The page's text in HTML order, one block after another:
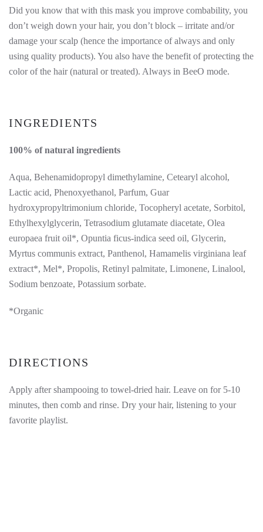
Did you know that with this mask you improve combability, you
don’t weigh down your hair, you don’t block – irritate and/or
damage your scalp (hence the importance of always and only
using quality products). You also have the benefit of protecting the
color of the hair (natural or treated). Always in BeeO mode.
INGREDIENTS
100% of natural ingredients
Aqua, Behenamidopropyl dimethylamine, Cetearyl alcohol,
Lactic acid, Phenoxyethanol, Parfum, Guar
hydroxypropyltrimonium chloride, Tocopheryl acetate, Sorbitol,
Ethylhexylglycerin, Tetrasodium glutamate diacetate, Olea
europaea fruit oil*, Opuntia ficus-indica seed oil, Glycerin,
Myrtus communis extract, Panthenol, Hamamelis virginiana leaf
extract*, Mel*, Propolis, Retinyl palmitate, Limonene, Linalool,
Sodium benzoate, Potassium sorbate.
*Organic
DIRECTIONS
Apply after shampooing to towel-dried hair. Leave on for 5-10
minutes, then comb and rinse. Dry your hair, listening to your
favorite playlist.